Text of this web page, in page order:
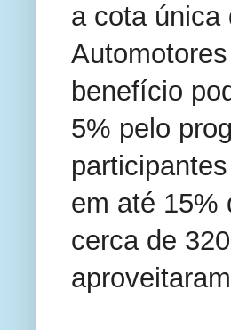
a cota única
benefício
5% pelo
em até 15%
cerca de